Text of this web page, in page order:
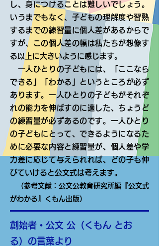
し、身につけることは難しいでしょう。
いうまでもなく、子どもの理解度や習熟
するまでの練習量に個人差があるからで
すが、この個人差の幅は私たちが想像す
る以上に大きいように感じます。
一人ひとりの子どもには、「ここなら
できる」「わかる」というところが必ず
あります。一人ひとりの子どもがそれぞ
れの能力を伸ばすのに適した、ちょうど
の練習量が必ずあるのです。一人ひとり
の子どもにとって、できるようになるた
めに必要な内容と練習量が、個人差や学
力差に応じて与えられれば、どの子も伸
びていけると公文式は考えます。
（参考文献：公文公教育研究所編『公文式
がわかる』くもん出版）
創始者・公文 公（くもん とお
る）の言葉より